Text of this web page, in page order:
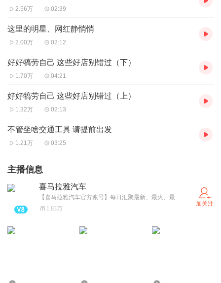
2.56万 02:39
这里的明星、网红静悄悄
2.00万 02:12
好好犒劳自己 这些好店别错过（下）
1.70万 04:21
好好犒劳自己 这些好店别错过（上）
1.32万 02:13
不管坐啥交通工具 请提前出发
1.21万 03:25
主播信息
喜马拉雅汽车
【喜马拉雅汽车官方账号】每日汇聚最新、最火、最优质的汽车节目。
1.83万
加关注